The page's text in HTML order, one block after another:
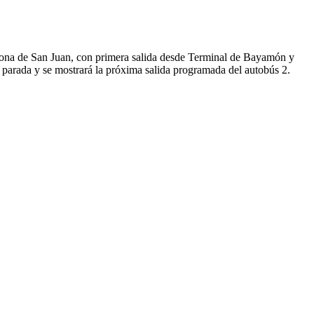
de San Juan, con primera salida desde Terminal de Bayamón y
y se mostrará la próxima salida programada del autobús 2.